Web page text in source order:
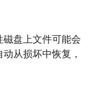
盘上文件可能会
从损坏中恢复，